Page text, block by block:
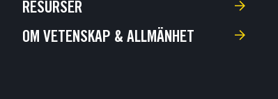
RESURSER
OM VETENSKAP & ALLMÄNHET